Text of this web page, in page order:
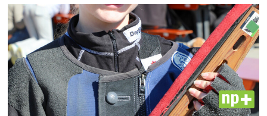
PLUS